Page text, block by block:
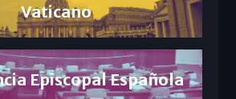
Vaticano
Episcopal Española